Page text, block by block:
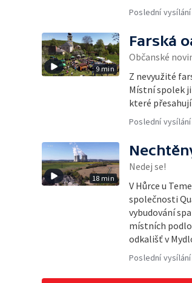
Poslední vysílání
9 min
Farská
Občanské
Z nevyužité
Místní spolek
které
Poslední vysílání
18 min
Nedej se!
V Hůrce u
společnosti
vybudování
místních
odkališť v
Poslední vysílání